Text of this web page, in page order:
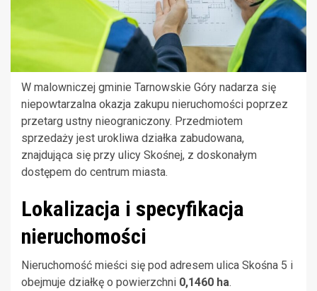
W malowniczej gminie Tarnowskie Góry nadarza się
niepowtarzalna okazja zakupu nieruchomości poprzez
przetarg ustny nieograniczony. Przedmiotem
sprzedaży jest urokliwa działka zabudowana,
znajdująca się przy ulicy Skośnej, z doskonałym
dostępem do centrum miasta.
Lokalizacja i specyfikacja
nieruchomości
Nieruchomość mieści się pod adresem ulica Skośna 5 i
obejmuje działkę o powierzchni 0,1460 ha.